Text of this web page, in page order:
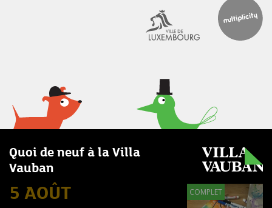
Quoi de neuf à la Villa
Vauban
5 AOÛT COMPLET